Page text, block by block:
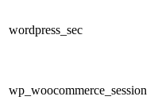
wordpress_sec
wp_woocommerce_session